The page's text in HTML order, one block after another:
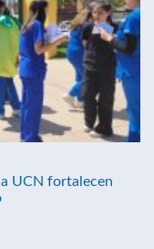
UCN fortalecen